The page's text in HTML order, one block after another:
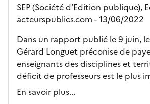
SEP (Société d’Edition publique),
acteurspublics.com - 13/06/2022
Dans un rapport publié le 9 juin,
Gérard Longuet préconise de
enseignants des disciplines et
déficit de professeurs est le plus
En savoir plus...